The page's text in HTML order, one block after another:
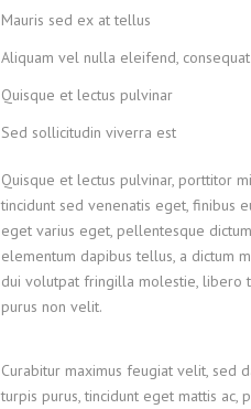
Mauris sed ex at tellus
Aliquam vel nulla eleifend, consequat
Quisque et lectus pulvinar
Sed sollicitudin viverra est
Quisque et lectus pulvinar, porttitor
tincidunt sed venenatis eget, finibus
eget varius eget, pellentesque
elementum dapibus tellus, a dictum
dui volutpat fringilla molestie, libero
purus non velit.
Curabitur maximus feugiat velit, sed
turpis purus, tincidunt eget mattis ac,